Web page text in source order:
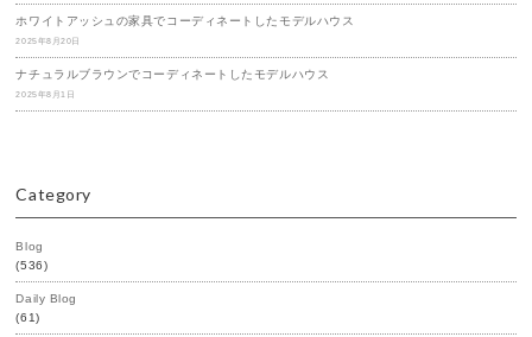
ホワイトアッシュの家具でコーディネートしたモデルハウス
2025年8月20日
ナチュラルブラウンでコーディネートしたモデルハウス
2025年8月1日
Category
Blog
(536)
Daily Blog
(61)